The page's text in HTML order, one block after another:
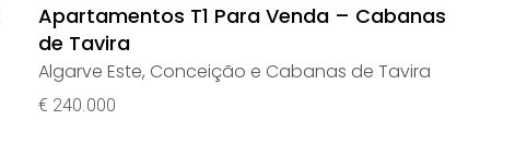
Apartamentos T1 Para Venda – Cabanas
de Tavira
Algarve Este, Conceição e Cabanas de Tavira
€ 240.000